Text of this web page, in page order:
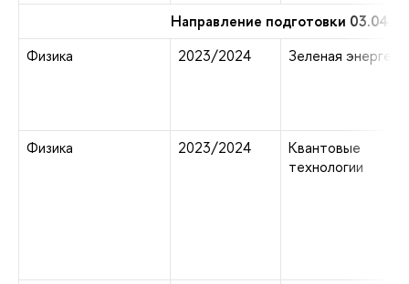
Направление подготовки
Физика
2023/2024 Зеленая
Физика 2023/2024
Квантовые
технологии